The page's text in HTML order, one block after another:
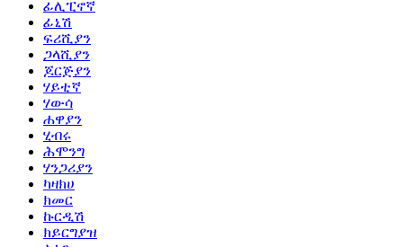
ፊሊፒኖኛ
ፊኒሽ
ፍሪሺያን
ጋላሺያን
ጆርጅያን
ሃይቲኛ
ሃውሳ
ሐዋያን
ሂብሩ
ሕሞንግ
ሃንጋሪያን
ካዛክሀ
ክመር
ኩርዲሽ
ክይርግያዝ